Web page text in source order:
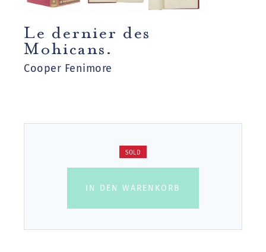
Le dernier des
Mohicans.
Cooper Fenimore
SOLD
IN DEN WARENKORB